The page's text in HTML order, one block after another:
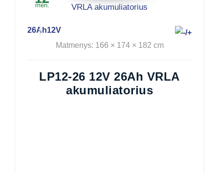
mėn.
26Ah12V
Matmenys: 166 × 174 × 182 cm
LP12-26 12V 26Ah VRLA
akumuliatorius